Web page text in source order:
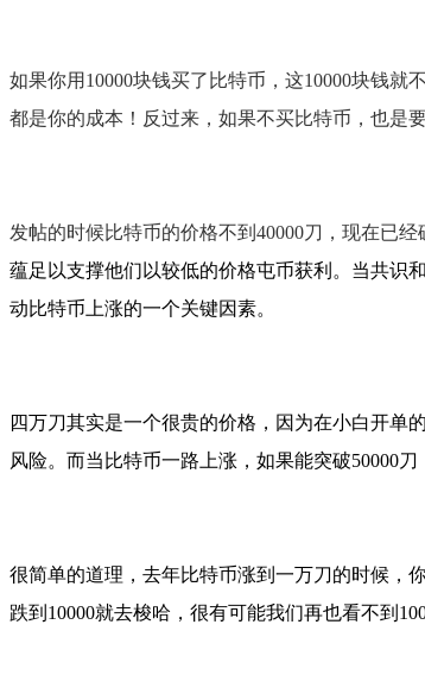
如果你用10000块钱买了比特币，这10000块钱
都是你的成本！ 反过来，如果不买比特币，也是
发帖的时候比特币的价格不到40000刀，现在已经
蕴足以支撑他们以较低的价格屯币获利。 当共识
动比特币上涨的一个关键因素。
四万刀其实是一个很贵的价格，因为在小白开单
风险。而当比特币一路上涨，如果能突破50000
很简单的道理，去年比特币涨到一万刀的时候，
跌到10000就去梭哈，很有可能我们再也看不到